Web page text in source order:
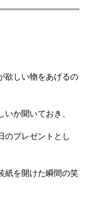
欲しい物をあげるの
か聞いておき、
のプレゼントとし
紙を開けた瞬間の笑